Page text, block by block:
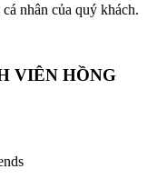
nhân của quý khách.
VIÊN HỒNG